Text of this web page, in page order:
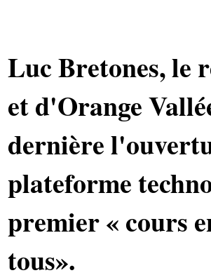
Luc Bretones, le
et d'Orange
dernière
plateforme
premier « cours
tous».